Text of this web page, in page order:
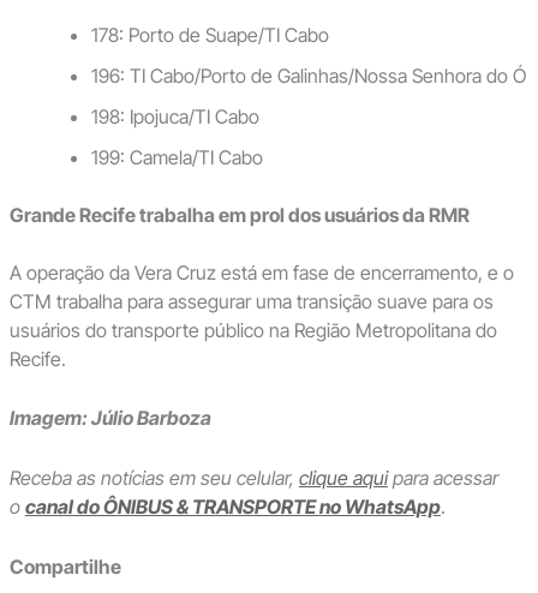
178: Porto de Suape/TI Cabo
196: TI Cabo/Porto de Galinhas/Nossa Senhora do Ó
198: Ipojuca/TI Cabo
199: Camela/TI Cabo
Grande Recife trabalha em prol dos usuários da RMR
A operação da Vera Cruz está em fase de encerramento, e o
CTM trabalha para assegurar uma transição suave para os
usuários do transporte público na Região Metropolitana do
Recife.
Imagem: Júlio Barboza
Receba as notícias em seu celular, clique aquipara acessar
o canal do ÔNIBUS & TRANSPORTE no WhatsApp.
Compartilhe